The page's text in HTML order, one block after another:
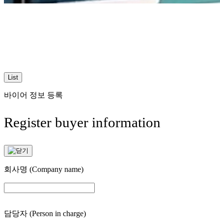
List
바이어 정보 등록
Register buyer information
회사명 (Company name)
담당자 (Person in charge)